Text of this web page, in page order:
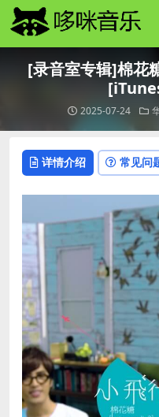
[录音室专辑]棉花
2025-07-24
详情介绍 常见问